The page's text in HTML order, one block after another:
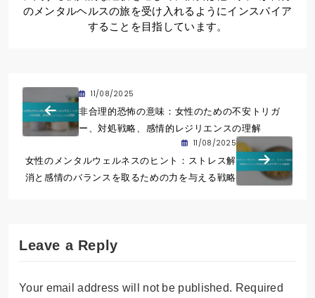
のメンタルヘルスの旅を受け入れるようにインスパイア
することを目指しています。
11/08/2025
非合理的恐怖の意味：女性のための不安トリガ
ー、対処戦略、感情的レジリエンスの理解
11/08/2025
女性のメンタルウェルネスのヒント：ストレス解
消と感情のバランスを取るための力を与える戦略
Leave a Reply
Your email address will not be published. Required